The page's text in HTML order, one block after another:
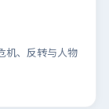
机、反转与人物